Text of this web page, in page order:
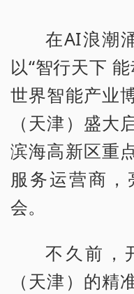
在AI浪潮
以“智行天下
世界智能产业
（天津）盛大
滨海高新区重
服务运营商
会。
不久前，
（天津）的精